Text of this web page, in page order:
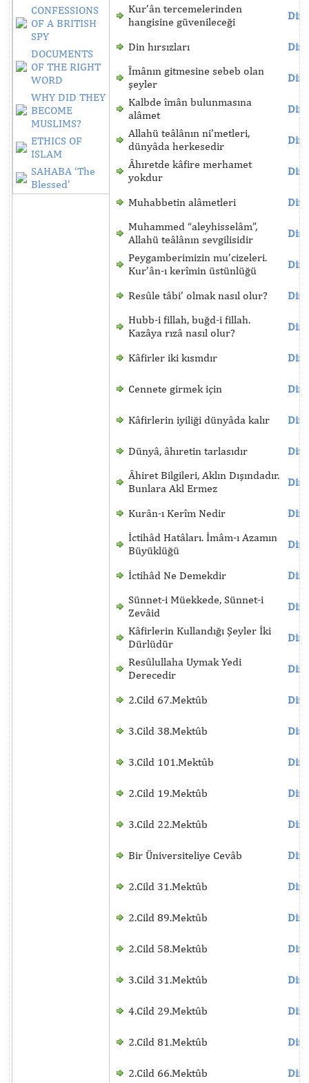
CONFESSIONS
OF A BRITISH
SPY
DOCUMENTS
OF THE RIGHT
WORD
WHY DID THEY
BECOME
MUSLIMS?
ETHICS OF
ISLAM
SAHABA ‘The
Blessed’
Kur’ân tercemelerinden
hangisine güvenileceği
Din hırsızları
Îmânın gitmesine sebeb olan
şeyler
Kalbde îmân bulunmasına
alâmet
Allahü teâlânın ni’metleri,
dünyâda herkesedir
Âhıretde kâfire merhamet
yokdur
Muhabbetin alâmetleri
Muhammed “aleyhisselâm”,
Allahü teâlânın sevgilisidir
Peygamberimizin mu’cizeleri.
Kur’ân-ı kerîmin üstünlüğü
Resûle tâbi’ olmak nasıl olur?
Hubb-i fillah, buğd-i fillah.
Kazâya rızâ nasıl olur?
Kâfirler iki kısmdır
Cennete girmek için
Kâfirlerin iyiliği dünyâda kalır
Dünyâ, âhıretin tarlasıdır
Âhiret Bilgileri, Aklın Dışındadır.
Bunlara Akl Ermez
Kurân-ı Kerîm Nedir
İctihâd Hatâları. İmâm-ı Azamın
Büyüklüğü
İctihâd Ne Demekdir
Sünnet-i Müekkede, Sünnet-i
Zevâid
Kâfirlerin Kullandığı Şeyler İki
Dürlüdür
Resûlullaha Uymak Yedi
Derecedir
2.Cild 67.Mektûb
3.Cild 38.Mektûb
3.Cild 101.Mektûb
2.Cild 19.Mektûb
3.Cild 22.Mektûb
Bir Üniversiteliye Cevâb
2.Cild 31.Mektûb
2.Cild 89.Mektûb
2.Cild 58.Mektûb
3.Cild 31.Mektûb
4.Cild 29.Mektûb
2.Cild 81.Mektûb
2.Cild 66.Mektûb